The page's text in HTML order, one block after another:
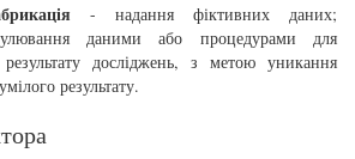
- надання фіктивних даних;
даними або процедурами для
досліджень, з метою уникання
результату.